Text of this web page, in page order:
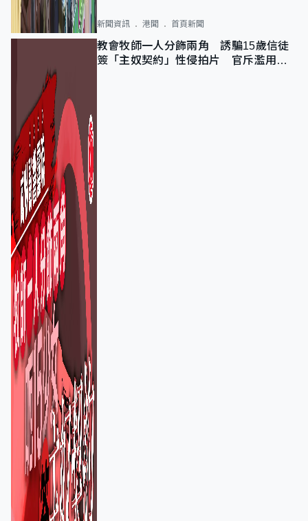
新聞資訊 港聞 首頁新聞
教會牧師一人分飾兩角 誘騙15歲信徒
簽「主奴契約」性侵拍片 官斥濫用教